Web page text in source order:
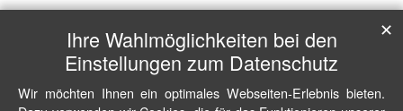
Ihre Wahlmöglichkeiten bei den
Einstellungen zum Datenschutz
Wir möchten Ihnen ein optimales Webseiten-Erlebnis bieten.
✕